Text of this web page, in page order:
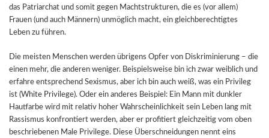
das Patriarchat und somit gegen Machtstrukturen, die es (vor allem)
Frauen (und auch Männern) unmöglich macht, ein gleichberechtigtes
Leben zu führen.
Die meisten Menschen werden übrigens Opfer von Diskriminierung – die
einen mehr, die anderen weniger. Beispielsweise bin ich zwar weiblich und
erfahre entsprechend Sexismus, aber ich bin auch weiß, was ein Privileg
ist (White Privilege). Oder ein anderes Beispiel: Ein Mann mit dunkler
Hautfarbe wird mit relativ hoher Wahrscheinlichkeit sein Leben lang mit
Rassismus konfrontiert werden, aber er profitiert gleichzeitig vom oben
beschriebenen Male Privilege. Diese Überschneidungen nennt eins